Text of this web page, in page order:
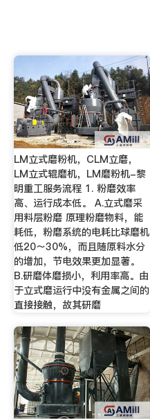
LM立式磨粉机，CLM立磨，
LM立式辊磨机，LM磨粉机-黎
明重工服务流程 1. 粉磨效率
高、运行成本低。 A.立式磨采
用料层粉磨 原理粉磨物料，能
耗低，粉磨系统的电耗比球磨机
低20～30%，而且随原料水分
的增加，节电效果更加显著。
B.研磨体磨损小，利用率高。由
于立式磨运行中没有金属之间的
直接接触，故其研磨